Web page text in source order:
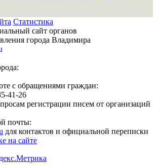
Статистика
сайт органов
города Владимира
с обращениями граждан:
41-26
регистрации писем от организаций
почты:
для контактов и официальной переписки
на сайте